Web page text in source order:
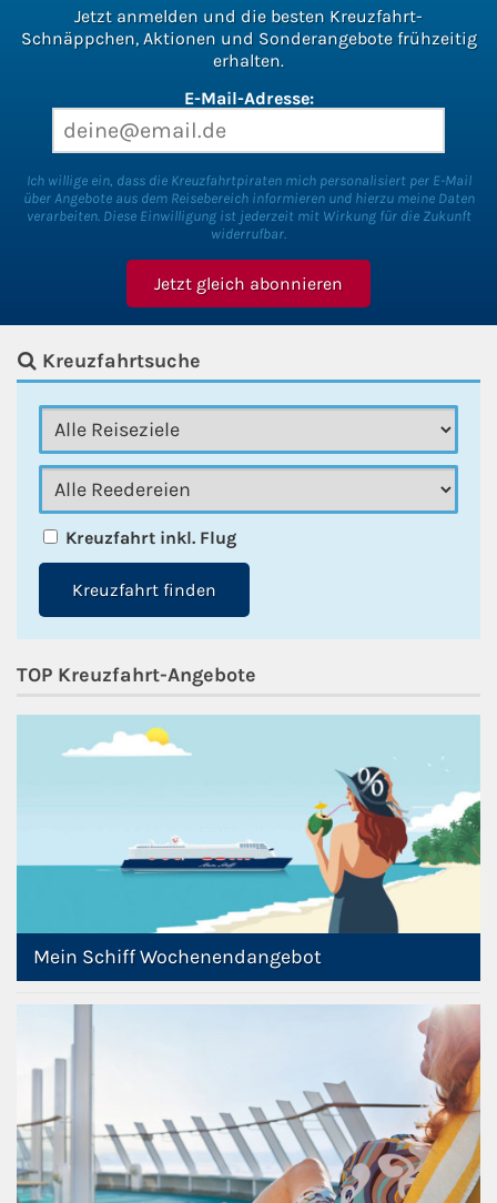
Jetzt anmelden und die besten Kreuzfahrt-
Schnäppchen, Aktionen und Sonderangebote frühzeitig
erhalten.
E-Mail-Adresse:
Ich willige ein, dass die Kreuzfahrtpiraten mich personalisiert per E-Mail
über Angebote aus dem Reisebereich informieren und hierzu meine Daten
verarbeiten. Diese Einwilligung ist jederzeit mit Wirkung für die Zukunft
widerrufbar.
Kreuzfahrtsuche
Kreuzfahrt inkl. Flug
Kreuzfahrt finden
TOP Kreuzfahrt-Angebote
Mein Schiff Wochenendangebot